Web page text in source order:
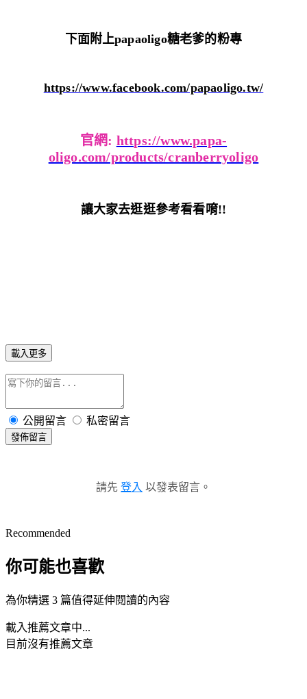
下面附上papaoligo糖老爹的粉專
https://www.facebook.com/papaoligo.tw/
官網: https://www.papa-
oligo.com/products/cranberryoligo
讓大家去逛逛參考看看唷!!
載入更多
公開留言 私密留言
發佈留言
請先 登入 以發表留言。
Recommended
你可能也喜歡
為你精選 3 篇值得延伸閱讀的內容
載入推薦文章中...
目前沒有推薦文章